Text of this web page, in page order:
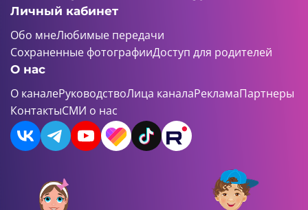
Личный кабинет
Обо мнеЛюбимые передачи
Сохраненные фотографииДоступ для родителей
О нас
О каналеРуководствоЛица каналаРекламаПартнеры
КонтактыСМИ о нас